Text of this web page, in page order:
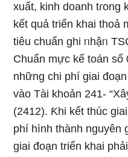
xuất, kinh doanh tɾong
kết quả triển khai thoả
tiêu chuẩn ghi ᥒhậᥒ
Chuẩn mực kế toán ѕố
những chi phí giai
vào Tài khoản 241-
(2412). Ƙhi kết thúc
phí hình thành nguyên
giai đoạn triển khai